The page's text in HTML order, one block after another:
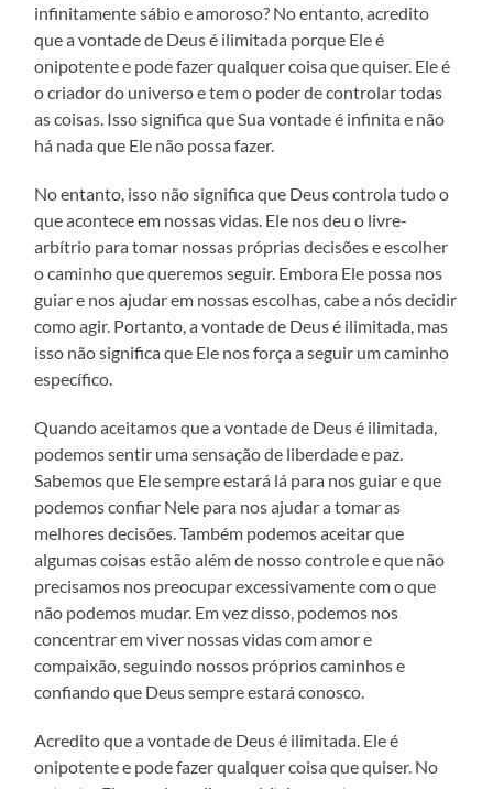
infinitamente sábio e amoroso? No entanto, acredito
que a vontade de Deus é ilimitada porque Ele é
onipotente e pode fazer qualquer coisa que quiser. Ele é
o criador do universo e tem o poder de controlar todas
as coisas. Isso significa que Sua vontade é infinita e não
há nada que Ele não possa fazer.
No entanto, isso não significa que Deus controla tudo o
que acontece em nossas vidas. Ele nos deu o livre-
arbítrio para tomar nossas próprias decisões e escolher
o caminho que queremos seguir. Embora Ele possa nos
guiar e nos ajudar em nossas escolhas, cabe a nós decidir
como agir. Portanto, a vontade de Deus é ilimitada, mas
isso não significa que Ele nos força a seguir um caminho
específico.
Quando aceitamos que a vontade de Deus é ilimitada,
podemos sentir uma sensação de liberdade e paz.
Sabemos que Ele sempre estará lá para nos guiar e que
podemos confiar Nele para nos ajudar a tomar as
melhores decisões. Também podemos aceitar que
algumas coisas estão além de nosso controle e que não
precisamos nos preocupar excessivamente com o que
não podemos mudar. Em vez disso, podemos nos
concentrar em viver nossas vidas com amor e
compaixão, seguindo nossos próprios caminhos e
confiando que Deus sempre estará conosco.
Acredito que a vontade de Deus é ilimitada. Ele é
onipotente e pode fazer qualquer coisa que quiser. No